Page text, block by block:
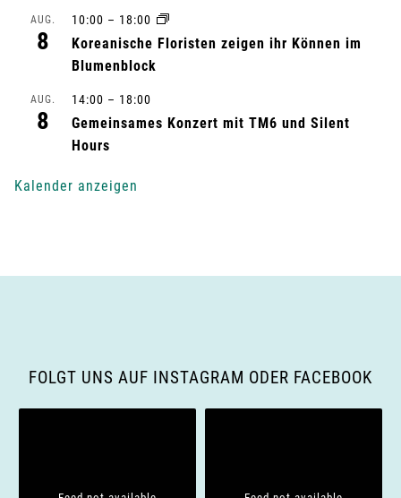
N
t
AUG.
8
10:00 – 18:00
Koreanische Floristen zeigen ihr Können im
Blumenblock
AUG.
8
14:00 – 18:00
Gemeinsames Konzert mit TM6 und Silent
Hours
Kalender anzeigen
FOLGT UNS AUF INSTAGRAM ODER FACEBOOK